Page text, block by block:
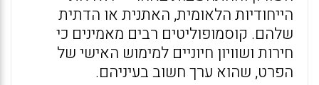
הייחודיות הלאומית, האתנית או הדתית
שלהם. קוסמופוליטים רבים מאמינים כי
חירות ושוויון חיוניים למימוש האישי של
הפרט, שהוא ערך חשוב בעיניהם.